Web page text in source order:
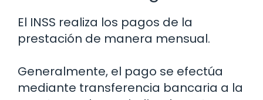
El INSS realiza los pagos de la
prestación de manera mensual.
Generalmente, el pago se efectúa
mediante transferencia bancaria a la